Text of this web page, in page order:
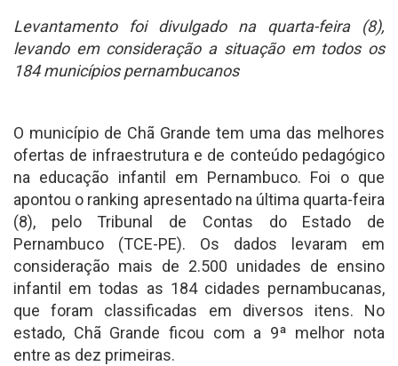
Levantamento foi divulgado na quarta-feira (8),
levando em consideração a situação em todos os
184 municípios pernambucanos
O município de Chã Grande tem uma das melhores
ofertas de infraestrutura e de conteúdo pedagógico
na educação infantil em Pernambuco. Foi o que
apontou o ranking apresentado na última quarta-feira
(8), pelo Tribunal de Contas do Estado de
Pernambuco (TCE-PE). Os dados levaram em
consideração mais de 2.500 unidades de ensino
infantil em todas as 184 cidades pernambucanas,
que foram classificadas em diversos itens. No
estado, Chã Grande ficou com a 9ª melhor nota
entre as dez primeiras.